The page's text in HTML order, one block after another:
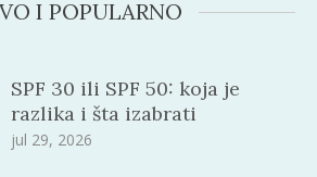
I POPULARNO
SPF 30 ili SPF 50: koja je
razlika i šta izabrati
jul 29, 2026